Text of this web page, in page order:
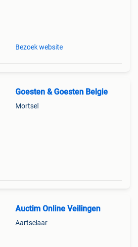
Bezoek website
Goesten & Goesten Belgie
Mortsel
Auctim Online Veilingen
Aartselaar